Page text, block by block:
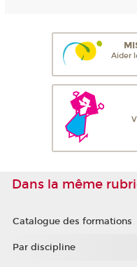
Aider
Dans la même
Catalogue des formations
Par discipline